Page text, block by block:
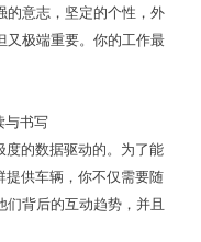
的意志，坚定的个性，外
又极端重要。你的工作最
与书写
度的数据驱动的。为了能
提供车辆，你不仅需要随
背后的互动趋势，并且